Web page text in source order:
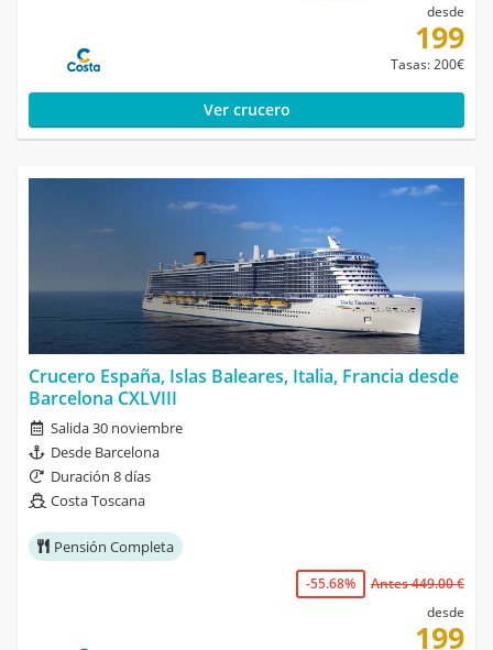
desde
199
Tasas: 200€
Ver crucero
Crucero España, Islas Baleares, Italia, Francia desde
Barcelona CXLVIII
Salida 30 noviembre
Desde Barcelona
Duración 8 días
Costa Toscana
Pensión Completa
-55.68%
Antes 449.00 €
desde
199